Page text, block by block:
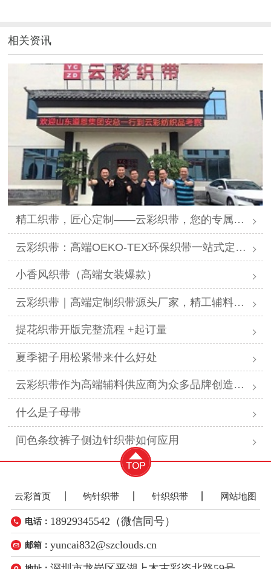
相关资讯
精工织带，匠心定制——云彩织带，您的专属提花织带解决方案专家
云彩织带：高端OEKO-TEX环保织带一站式定制供应商
小香风织带（高端女装爆款）
云彩织带｜高端定制织带源头厂家，精工辅料赋能全行业美学设计
提花织带开版完整流程 +起订量
夏季裙子用松紧带来什么好处
云彩织带作为高端辅料供应商为众多品牌创造显著价值
什么是子母带
间色条纹裤子侧边针织带如何应用
云彩首页 钩针织带 针织织带 网站地图
电话： 18929345542（微信同号）
邮箱：yuncai832@szclouds.cn